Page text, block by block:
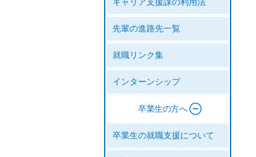
キャリア支援課の利用法
先輩の進路先一覧
就職リンク集
インターンシップ
卒業生の方へ
卒業生の就職支援について